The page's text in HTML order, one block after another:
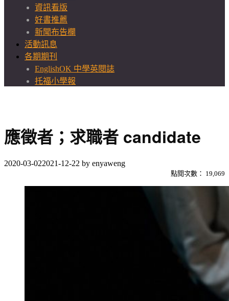
資訊看版
好書推薦
新聞布告欄
活動訊息
各期期刊
EnglishOK 中學英閱誌
托福小學報
應徵者；求職者 candidate
2020-03-022021-12-22 by enyaweng
點閱次數： 19,069